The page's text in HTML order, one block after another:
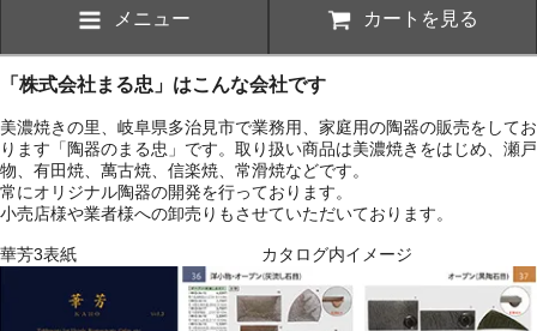
メニュー カートを見る
「株式会社まる忠」はこんな会社です
美濃焼きの里、岐阜県多治見市で業務用、家庭用の陶器の販売をしてお
ります「陶器のまる忠」です。取り扱い商品は美濃焼きをはじめ、瀬戸
物、有田焼、萬古焼、信楽焼、常滑焼などです。
常にオリジナル陶器の開発を行っております。
小売店様や業者様への卸売りもさせていただいております。
華芳3表紙 カタログ内イメージ